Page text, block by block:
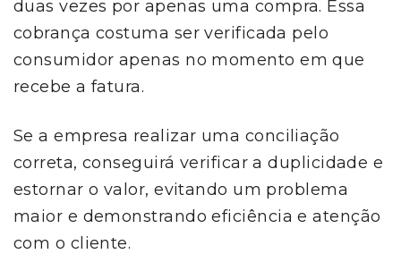
duas vezes por apenas uma compra. Essa
cobrança costuma ser verificada pelo
consumidor apenas no momento em que
recebe a fatura.
Se a empresa realizar uma conciliação
correta, conseguirá verificar a duplicidade e
estornar o valor, evitando um problema
maior e demonstrando eficiência e atenção
com o cliente.